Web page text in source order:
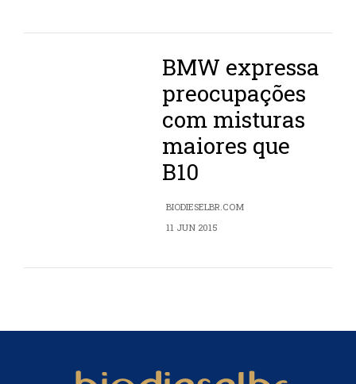
BMW expressa
preocupações
com misturas
maiores que
B10
BIODIESELBR.COM
11 JUN 2015